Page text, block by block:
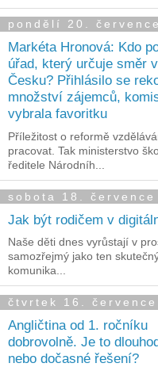
pondělí 20.
Markéta Hronová: Kdo
úřad, který určuje směr
Česku? Přihlásilo se
množství zájemců,
vybrala favoritku
Příležitost o reformě
pracovat. Tak ministerstvo
ředitele Národníh...
sobota 18. července
Jak být rodičem v
Naše děti dnes vyrůstají v
samozřejmý jako ten
komunika...
čtvrtek 16. července
Angličtina od 1. ročníku
dobrovolně. Je to
nebo dočasné řešení?